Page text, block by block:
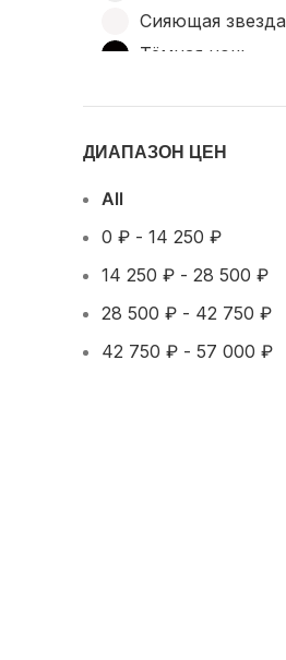
Сияющая звезда
Тёмная ночь
ДИАПАЗОН ЦЕН
All
0 ₽ - 14 250 ₽
14 250 ₽ - 28 500 ₽
28 500 ₽ - 42 750 ₽
42 750 ₽ - 57 000 ₽